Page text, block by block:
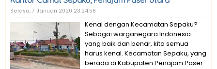
Selasa, 7 Januari 2020 23:24:56
Kenal dengan Kecamatan Sepaku?
Sebagai warganegara Indonesia
yang baik dan benar, kita semua
harus kenal. Kecamatan Sepaku, yang
berada di Kabupaten Penajam Paser